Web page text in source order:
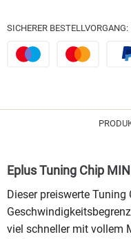
SICHERER BESTELLVORGANG:
Eplus Tuning Chip
Dieser preiswerte
viel schneller mit vollem